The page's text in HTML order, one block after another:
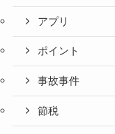
アプリ
ポイント
事故事件
節税